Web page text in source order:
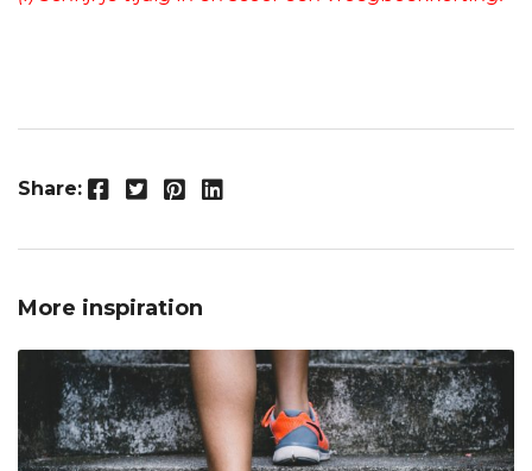
Share: Facebook
Twitter
Pinterest
LinkedIn
More inspiration